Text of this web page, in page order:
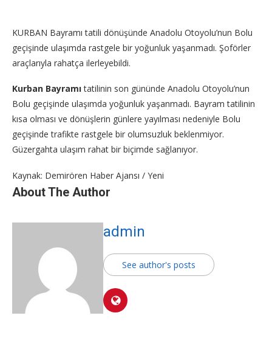
KURBAN Bayramı tatili dönüşünde Anadolu Otoyolu’nun Bolu
geçişinde ulaşımda rastgele bir yoğunluk yaşanmadı. Şoförler
araçlarıyla rahatça ilerleyebildi.
Kurban Bayramıtatilinin son gününde Anadolu Otoyolu’nun
Bolu geçişinde ulaşımda yoğunluk yaşanmadı. Bayram tatilinin
kısa olması ve dönüşlerin günlere yayılması nedeniyle Bolu
geçişinde trafikte rastgele bir olumsuzluk beklenmiyor.
Güzergahta ulaşım rahat bir biçimde sağlanıyor.
Kaynak: Demirören Haber Ajansı / Yeni
About The Author
admin
See author's posts